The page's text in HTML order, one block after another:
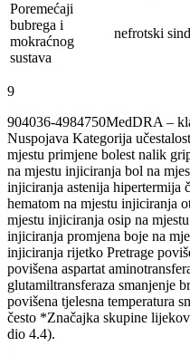
Poremećaji
bubrega i
mokraćnog
sustava
nefrotski
9
904036-4984750MedDRA –
Nuspojava Kategorija
mjestu primjene bolest nalik
na mjestu injiciranja bol na
injiciranja astenija hipertermija
hematom na mjestu injiciranja
mjestu injiciranja osip na
injiciranja promjena boje na
injiciranja rijetko Pretrage
povišena aspartat
glutamiltransferaza smanjenje
povišena tjelesna temperatura
često *Značajka skupine
dio 4.4).